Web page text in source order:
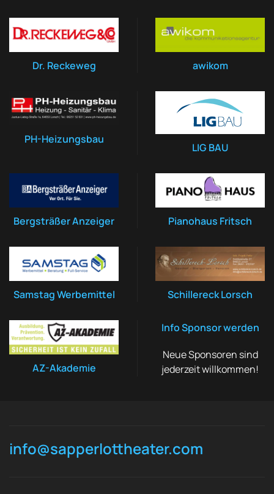
Dr. Reckeweg awikom
PH-Heizungsbau
LIG BAU
Bergsträßer Anzeiger Pianohaus Fritsch
Samstag Werbemittel Schillereck Lorsch
AZ-Akademie
Info Sponsor werden
Neue Sponsoren sind
jederzeit willkommen!
info@sapperlottheater.com